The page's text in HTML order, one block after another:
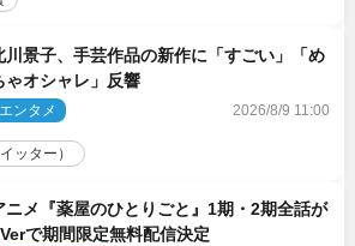
川景子、手芸作品の新作に「すごい」「め
ゃオシャレ」反響
エンタメ 2026/8/9 11:00
ッター）
ニメ『薬屋のひとりごと』1期・2期全話が
で期間限定無料配信決定